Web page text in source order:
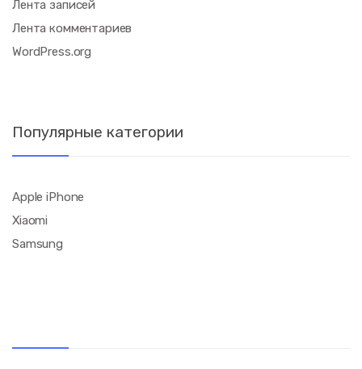
Лента записей
Лента комментариев
WordPress.org
Популярные категории
Apple iPhone
Xiaomi
Samsung